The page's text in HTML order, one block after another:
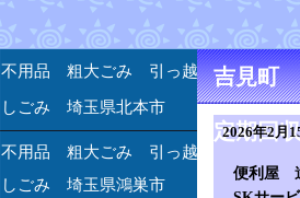
吉見町
定期回
2026年2月
便利屋
不用品 粗大ごみ 引っ越
しごみ 埼玉県北本市
不用品 粗大ごみ 引っ越
しごみ 埼玉県鴻巣市